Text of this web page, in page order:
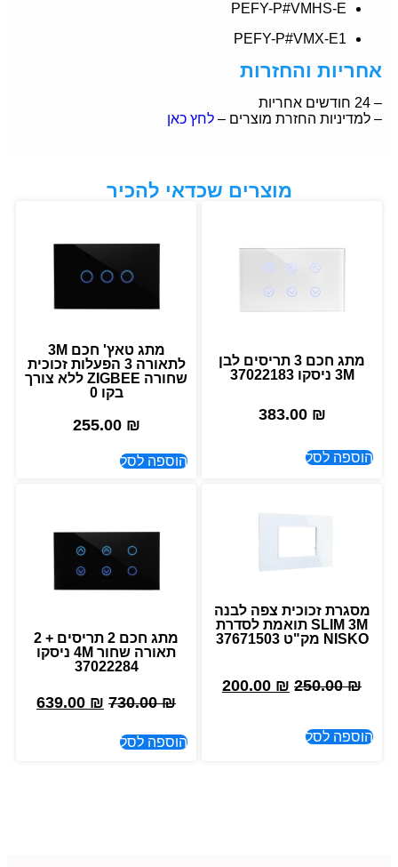
PEFY-P#VMHS-E
PEFY-P#VMX-E1
אחריות והחזרות
– 24 חודשים אחריות
– למדיניות החזרת מוצרים – לחץ כאן
מוצרים שכדאי להכיר
מתג חכם 3 תריסים לבן
3M ניסקו 37022183
383.00 ₪
הוספה לסל
מתג טאץ' חכם 3M
לתאורה 3 הפעלות זכוכית
שחורה ZIGBEE ללא צורך
בקו 0
255.00 ₪
הוספה לסל
מסגרת זכוכית צפה לבנה
SLIM 3M תואמת לסדרת
NISKO מק"ט 37671503
250.00₪
200.00 ₪
הוספה לסל
מתג חכם 2 תריסים + 2
תאורה שחור 4M ניסקו
37022284
730.00₪
639.00 ₪
הוספה לסל